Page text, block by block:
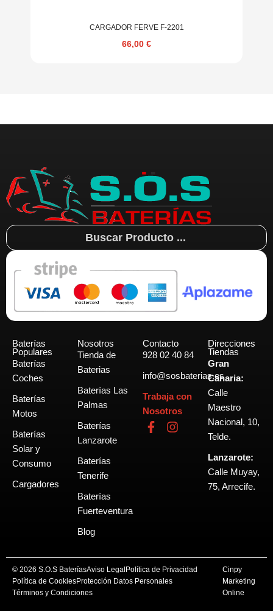
CARGADOR FERVE F-2201
66,00 €
Search
...
Baterías
Populares
Baterías
Coches
Baterías
Motos
Baterías
Solar y
Consumo
Cargadores
Nosotros
Tienda de
Baterias
Baterías Las
Palmas
Baterías
Lanzarote
Baterías
Tenerife
Baterías
Fuerteventura
Blog
Contacto
928 02 40 84
info@sosbaterias.es
Trabaja con
Nosotros
F
a
I
n
Direcciones
Tiendas
Gran
Canaria:
Calle
Maestro
Nacional, 10,
Telde.
Lanzarote:
Calle Muyay,
75, Arrecife.
© 2026 S.O.S BateríasAviso Legal Política de Privacidad
Política de CookiesProtección Datos Personales
Términos y Condiciones
Cinpy
Marketing
Online